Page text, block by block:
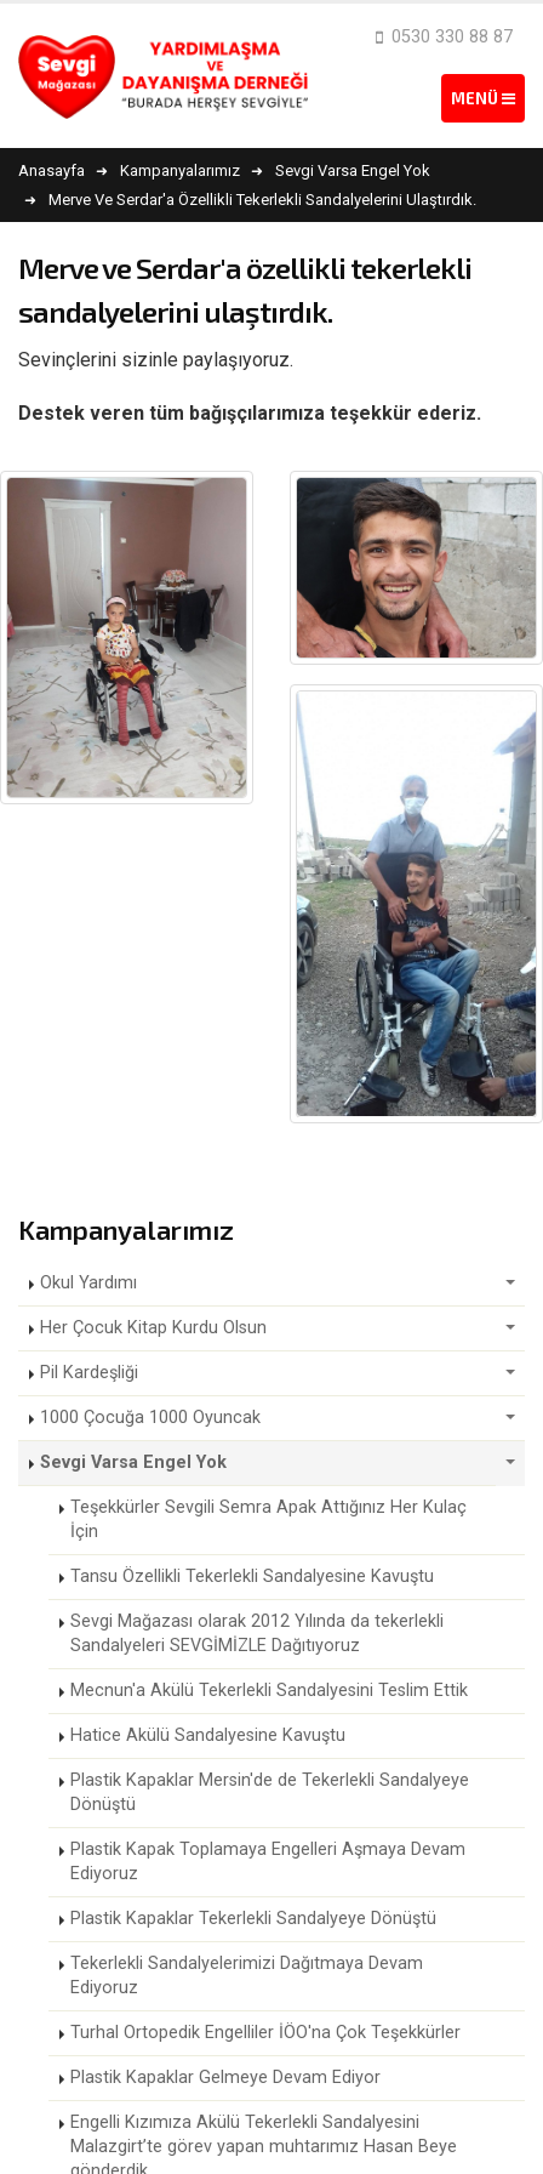
0530 330 88 87
Anasayfa Kampanyalarımız
Sevgi Varsa Engel Yok
Merve Ve Serdar'a Özellikli Tekerlekli Sandalyelerini Ulaştırdık.
Merve ve Serdar'a özellikli tekerlekli
sandalyelerini ulaştırdık.
Sevinçlerini sizinle paylaşıyoruz.
Destek veren tüm bağışçılarımıza teşekkür ederiz.
Kampanyalarımız
Okul Yardımı
Her Çocuk Kitap Kurdu Olsun
Pil Kardeşliği
1000 Çocuğa 1000 Oyuncak
Sevgi Varsa Engel Yok
Teşekkürler Sevgili Semra Apak Attığınız Her Kulaç
İçin
Tansu Özellikli Tekerlekli Sandalyesine Kavuştu
Sevgi Mağazası olarak 2012 Yılında da tekerlekli
Sandalyeleri SEVGİMİZLE Dağıtıyoruz
Mecnun'a Akülü Tekerlekli Sandalyesini Teslim Ettik
Hatice Akülü Sandalyesine Kavuştu
Plastik Kapaklar Mersin'de de Tekerlekli Sandalyeye
Dönüştü
Plastik Kapak Toplamaya Engelleri Aşmaya Devam
Ediyoruz
Plastik Kapaklar Tekerlekli Sandalyeye Dönüştü
Tekerlekli Sandalyelerimizi Dağıtmaya Devam
Ediyoruz
Turhal Ortopedik Engelliler İÖO'na Çok Teşekkürler
Plastik Kapaklar Gelmeye Devam Ediyor
Engelli Kızımıza Akülü Tekerlekli Sandalyesini
Malazgirt’te görev yapan muhtarımız Hasan Beye